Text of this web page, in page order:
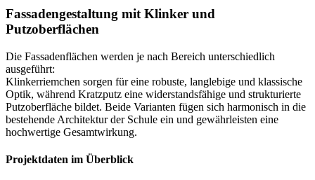
Fassadengestaltung mit Klinker und
Putzoberflächen
Die Fassadenflächen werden je nach Bereich unterschiedlich
ausgeführt:
Klinkerriemchen sorgen für eine robuste, langlebige und klassische
Optik, während Kratzputz eine widerstandsfähige und strukturierte
Putzoberfläche bildet. Beide Varianten fügen sich harmonisch in die
bestehende Architektur der Schule ein und gewährleisten eine
hochwertige Gesamtwirkung.
Projektdaten im Überblick